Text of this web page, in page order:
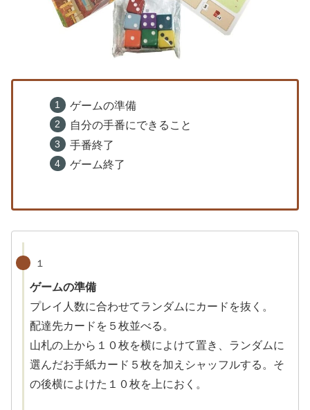
ゲームの準備
自分の手番にできること
手番終了
ゲーム終了
１
ゲームの準備
プレイ人数に合わせてランダムにカードを抜く。
配達先カードを５枚並べる。
山札の上から１０枚を横によけて置き、ランダムに
選んだお手紙カード５枚を加えシャッフルする。そ
の後横によけた１０枚を上におく。